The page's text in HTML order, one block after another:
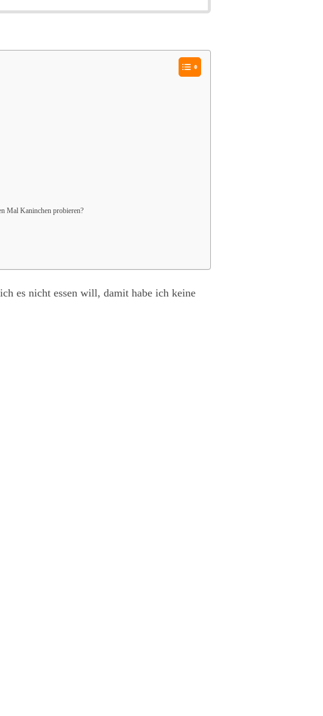
Mal Kaninchen probieren?
es nicht essen will, damit habe ich keine